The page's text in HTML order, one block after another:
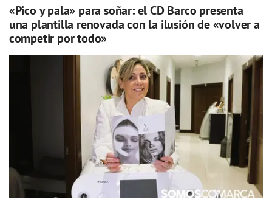
«Pico y pala» para soñar: el CD Barco presenta
una plantilla renovada con la ilusión de «volver a
competir por todo»